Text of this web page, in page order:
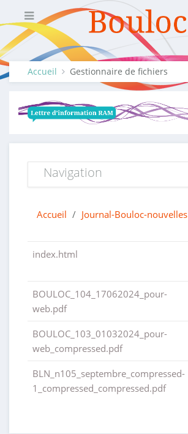
Accueil Gestionnaire de fichiers
Navigation
Accueil / Journal-Bouloc-nouvelles
index.html
BOULOC_104_17062024_pour-
web.pdf
BOULOC_103_01032024_pour-
web_compressed.pdf
BLN_n105_septembre_compressed-
1_compressed_compressed.pdf